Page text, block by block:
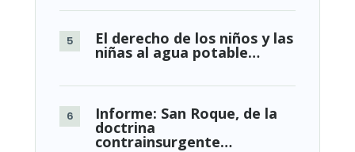
El derecho de los niños y las
niñas al agua potable…
Informe: San Roque, de la
doctrina
contrainsurgente…